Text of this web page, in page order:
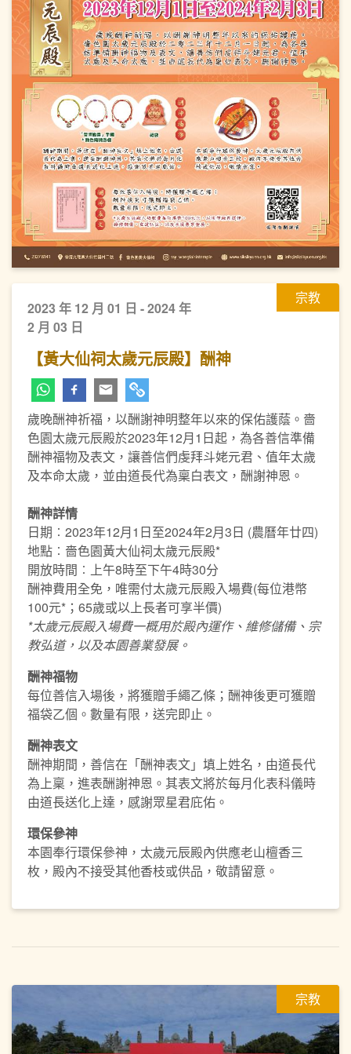
宗教
2023 年 12 月 01 日 - 2024 年
2 月 03 日
【黃大仙祠太歲元辰殿】酬神
歲晚酬神祈福，以酬謝神明整年以來的保佑護蔭。嗇
色園太歲元辰殿於2023年12月1日起，為各善信準備
酬神福物及表文，讓善信們虔拜斗姥元君、值年太歲
及本命太歲，並由道長代為稟白表文，酬謝神恩。
酬神詳情
日期︰2023年12月1日至2024年2月3日 (農曆年廿四)
地點︰嗇色園黃大仙祠太歲元辰殿*
開放時間︰上午8時至下午4時30分
酬神費用全免，唯需付太歲元辰殿入場費(每位港幣
100元*；65歲或以上長者可享半價)
*太歲元辰殿入場費一概用於殿內運作、維修儲備、宗
教弘道，以及本園善業發展。
酬神福物
每位善信入場後，將獲贈手繩乙條；酬神後更可獲贈
福袋乙個。數量有限，送完即止。
酬神表文
酬神期間，善信在「酬神表文」填上姓名，由道長代
為上稟，進表酬謝神恩。其表文將於每月化表科儀時
由道長送化上達，感謝眾星君庇佑。
環保參神
本園奉行環保參神，太歲元辰殿內供應老山檀香三
枚，殿內不接受其他香枝或供品，敬請留意。
宗教